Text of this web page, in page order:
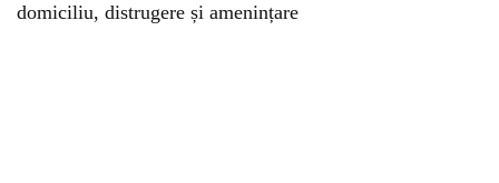
domiciliu, distrugere și amenințare